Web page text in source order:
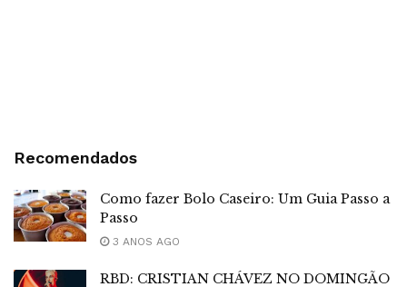
Recomendados
Como fazer Bolo Caseiro: Um Guia Passo a
Passo
3 ANOS AGO
RBD: CRISTIAN CHÁVEZ NO DOMINGÃO